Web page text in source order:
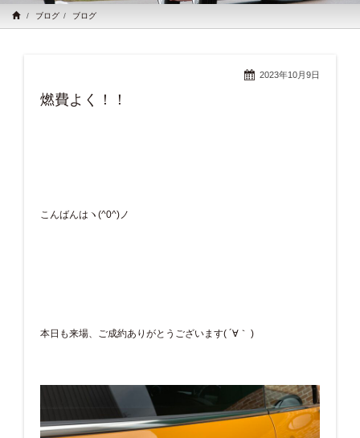
ブログ ブログ
2023年10月9日
燃費よく！！
こんばんはヽ(^0^)ノ
本日も来場、ご成約ありがとうございます( ´∀｀ )